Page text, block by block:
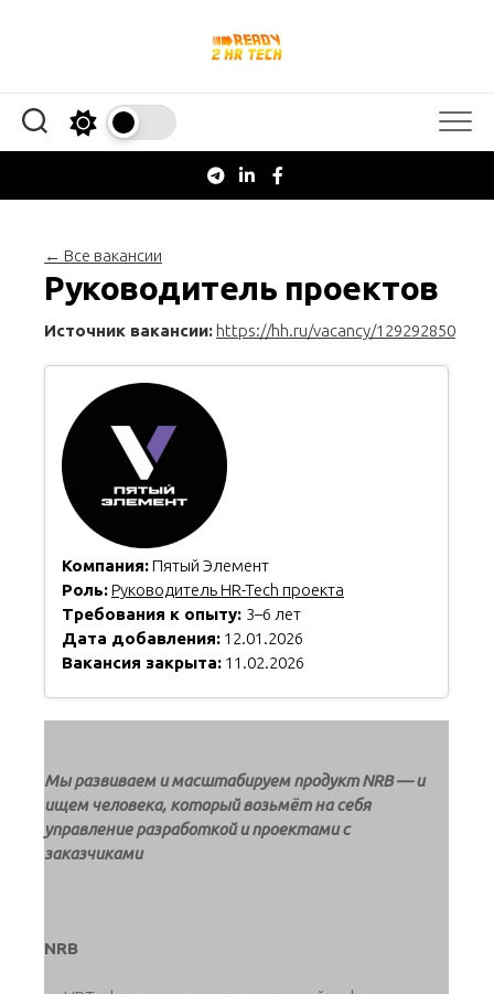
← Все вакансии
Руководитель проектов
Источник вакансии: https://hh.ru/vacancy/129292850
Компания:Пятый Элемент
Роль:Руководитель HR-Tech проекта
Требования к опыту: 3–6 лет
Дата добавления: 12.01.2026
Вакансия закрыта: 11.02.2026
Мы развиваем и масштабируем продукт NRB — и
ищем человека, который возьмёт на себя
управление разработкой и проектами с
заказчиками
NRB